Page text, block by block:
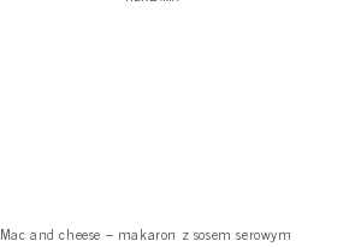
Mac and cheese – makaron z sosem serowym